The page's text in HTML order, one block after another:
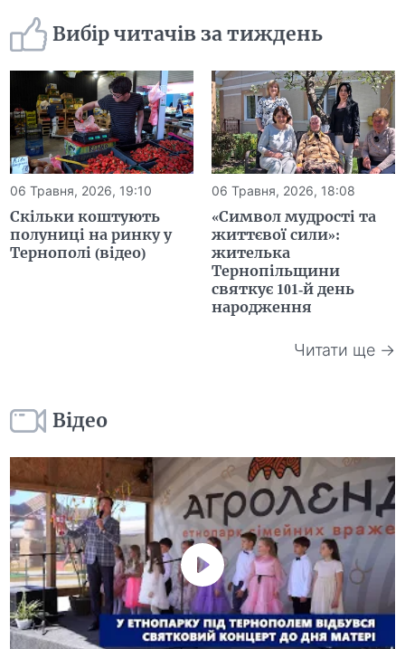
Вибір читачів за тиждень
06 Травня, 2026, 19:10
Скільки коштують
полуниці на ринку у
Тернополі (відео)
06 Травня, 2026, 18:08
«Символ мудрості та
життєвої сили»:
жителька
Тернопільщини
святкує 101-й день
народження
Читати ще →
Відео